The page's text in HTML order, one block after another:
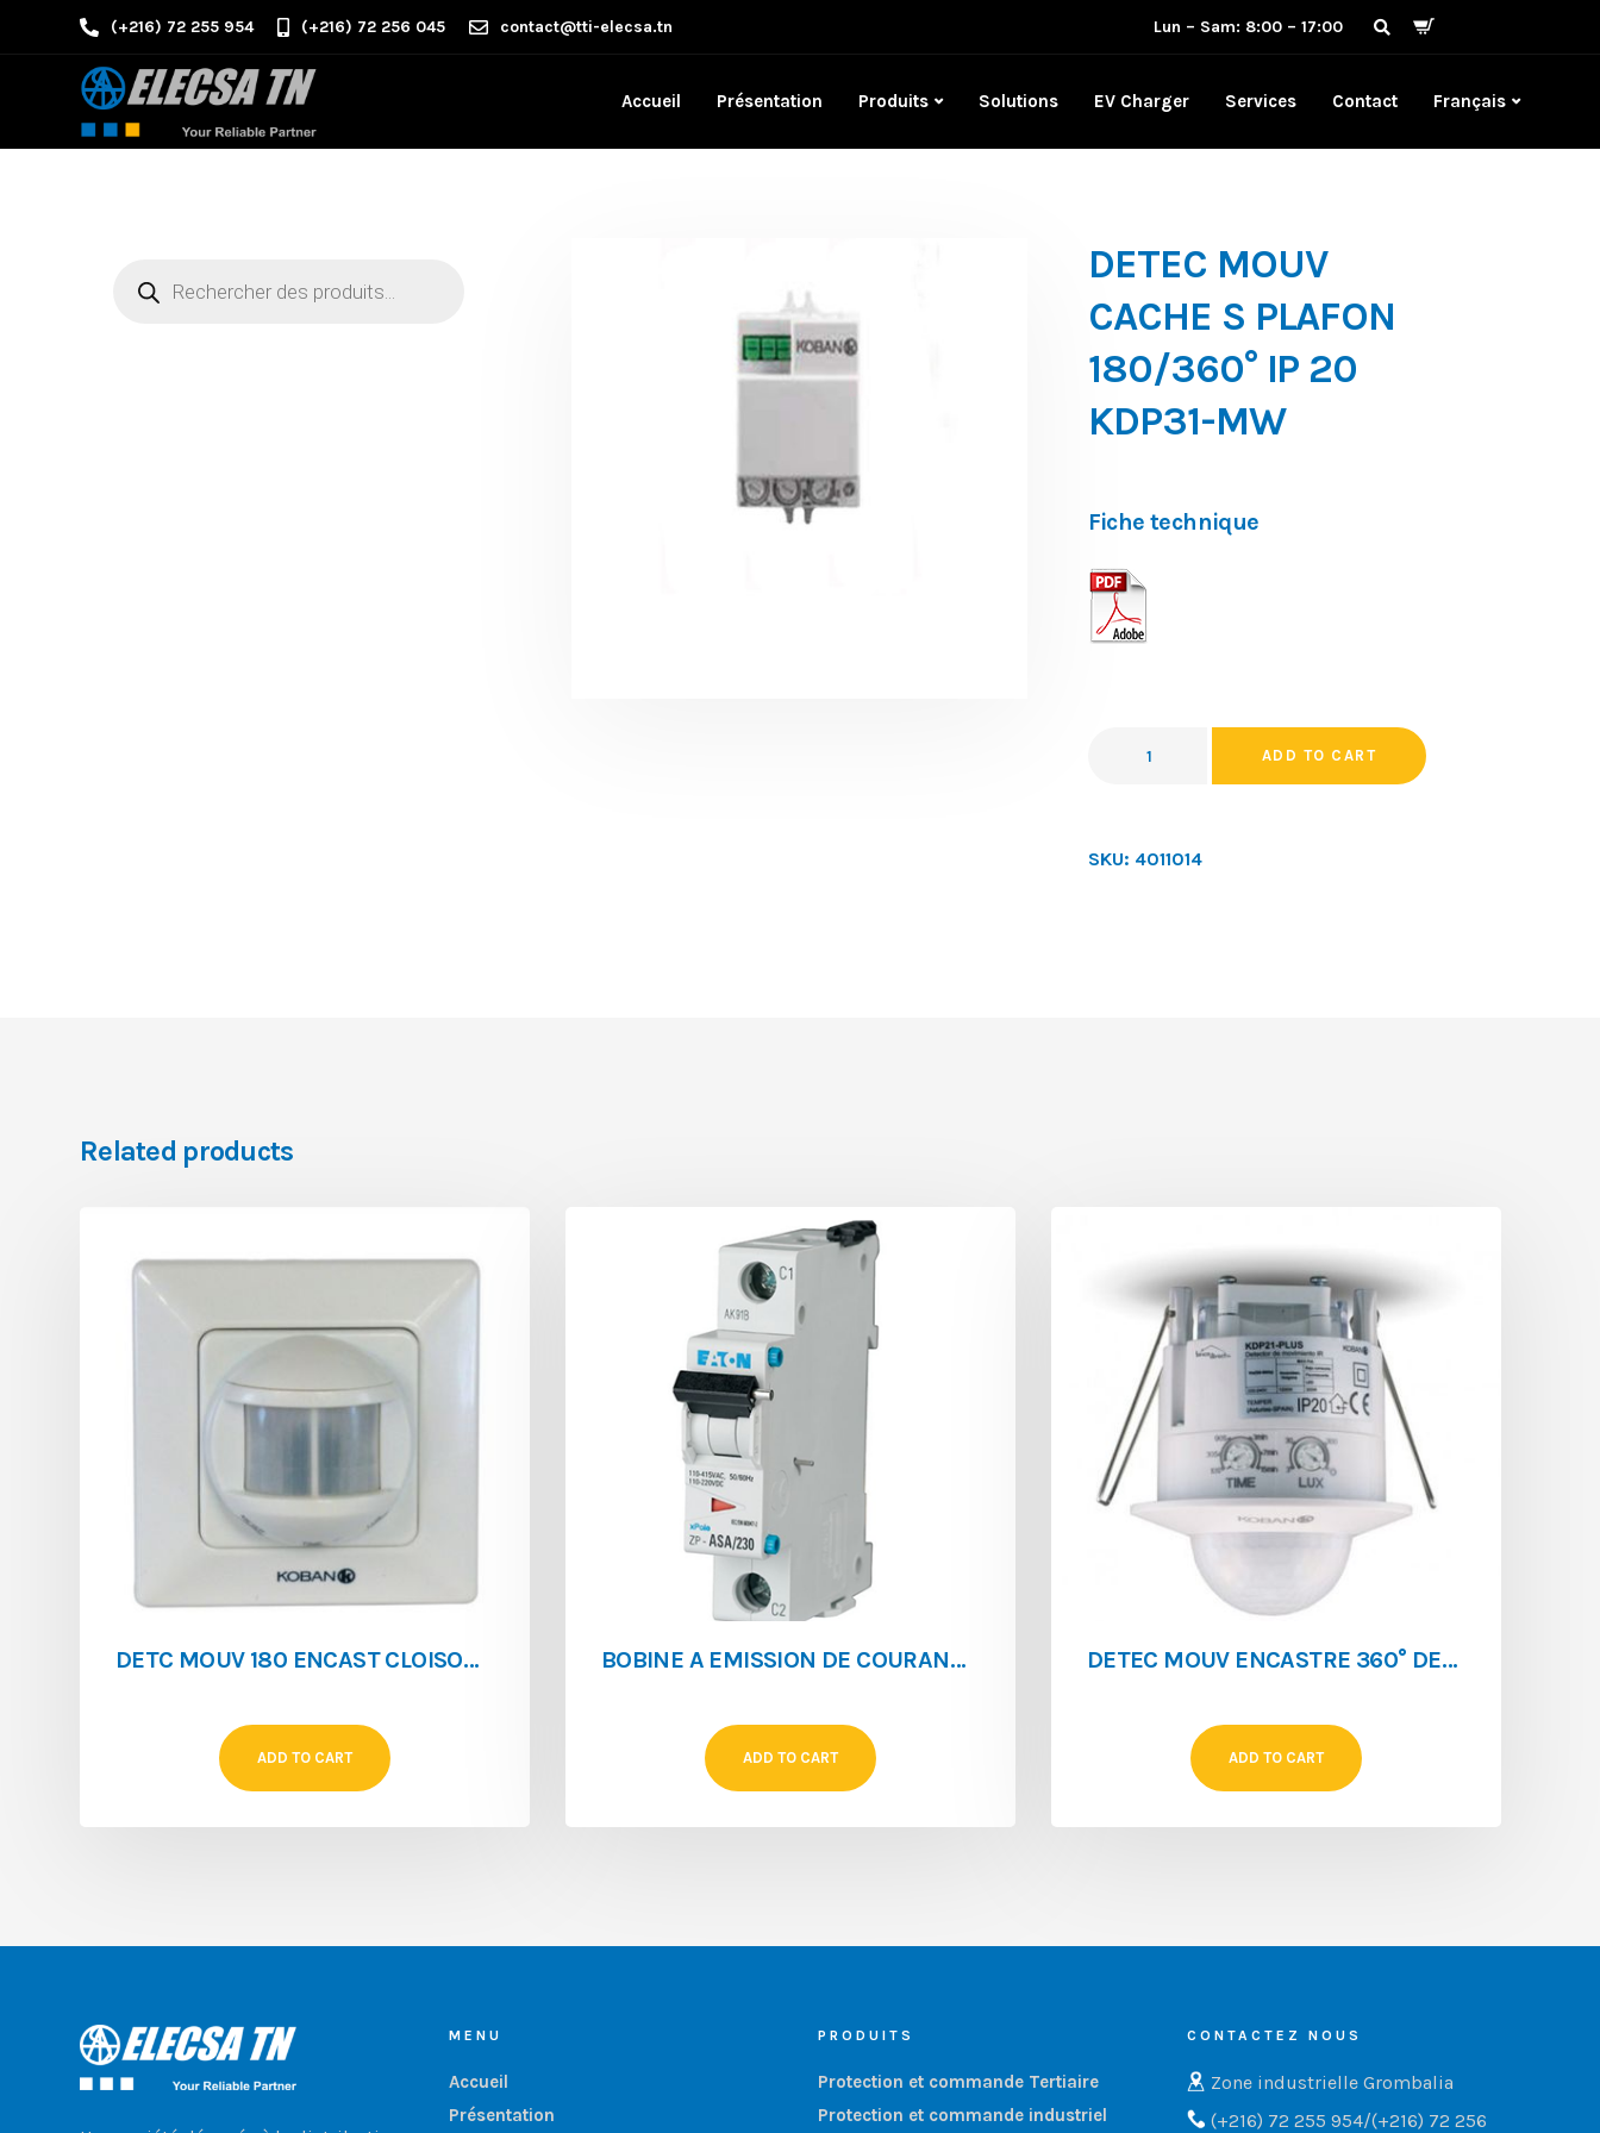
(+216) 72 255 954 (+216) 72 256 045 contact@tti-elecsa.tn Lun – Sam: 8:00 – 17:00
Accueil Présentation Produits Solutions EV Charger Services Contact Français
DETEC MOUV
CACHE S PLAFON
180/360° IP 20
KDP31-MW
Fiche technique
ADD TO CART
SKU: 4011014
Related products
DETC MOUV 180 ENCAST CLOISON IR 3 FILS KDP8 3H
ADD TO CART
BOBINE A EMISSION DE COURANT POUR PLS ZP-ASA/230
ADD TO CART
DETEC MOUV ENCASTRE 360° DETEC 12 M PIR KDP21-PLUS
ADD TO CART
MENU
Accueil
Présentation
PRODUITS
Protection et commande Tertiaire
Protection et commande industriel
CONTACTEZ NOUS
Zone industrielle Grombalia
(+216) 72 255 954/(+216) 72 256